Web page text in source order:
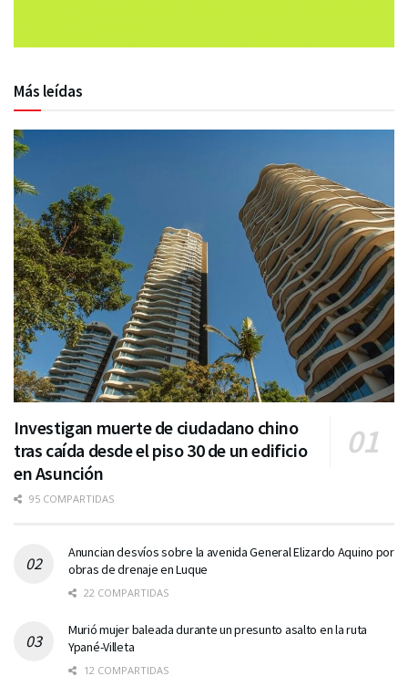
Más leídas
Investigan muerte de ciudadano chino
tras caída desde el piso 30 de un edificio
en Asunción
95 COMPARTIDAS
Anuncian desvíos sobre la avenida General Elizardo Aquino por
obras de drenaje en Luque
22 COMPARTIDAS
Murió mujer baleada durante un presunto asalto en la ruta
Ypané-Villeta
12 COMPARTIDAS